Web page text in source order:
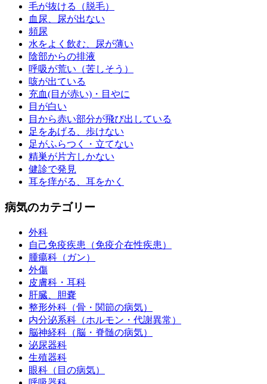
毛が抜ける（脱毛）
血尿、尿が出ない
頻尿
水をよく飲む、尿が薄い
陰部からの排液
呼吸が荒い（苦しそう）
咳が出ている
充血(目が赤い)・目やに
目が白い
目から赤い部分が飛び出している
足をあげる、歩けない
足がふらつく・立てない
精巣が片方しかない
健診で発見
耳を痒がる、耳をかく
病気のカテゴリー
外科
自己免疫疾患（免疫介在性疾患）
腫瘍科（ガン）
外傷
皮膚科・耳科
肝臓、胆嚢
整形外科（骨・関節の病気）
内分泌系科（ホルモン・代謝異常）
脳神経科（脳・脊髄の病気）
泌尿器科
生殖器科
眼科（目の病気）